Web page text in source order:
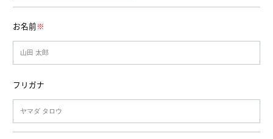
お名前※
フリガナ